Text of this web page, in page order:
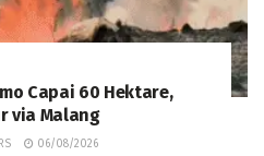
Capai 60 Hektare,
via Malang
06/08/2026